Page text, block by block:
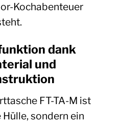
Kochabenteuer
dank
und
FT-TA-M ist
sondern ein